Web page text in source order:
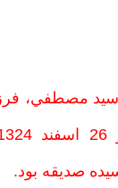
سيد مصطفي،
صديقه بود.